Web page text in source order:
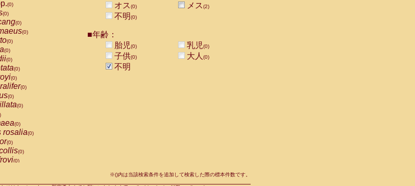
(0)
agilis
galeritus chrysogaster
torquatus atys
torquatus lunulatus
torquatus torquatus
hybrid
spp.
albigena
(0)
leucophaeus
sphinx
arctoides(0)
(0)
(0)
(0)
(0)
(0)
(0)
(0)
(0)
(0)
(0)
(0)
(0)
(0)
rosalia(0)
(0)
(0)
(0)
オス(0) メス(2)
不明(0)
■年齢：
胎児(0) 乳児(0)
子供(0) 大人 (0)
不明
※()内は当該検索条件を追加して検索した際の標本件数です。